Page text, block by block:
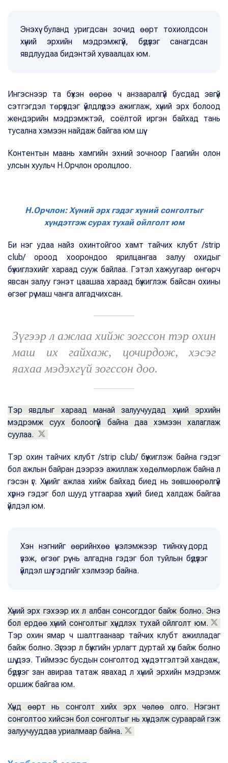
Энэхүү буланд уригдсан зочид өөрт тохиолдсон
хүний эрхийн мэдрэмжгүй, бүдүүлэг санагдсан
явдлуудаа бидэнтэй хуваалцах юм.
Ингэснээр та бүхэн өөрөө ч анзааралгүй бусдад эвгүй
сэтгэгдэл төрүүлдэг үйлдлүүдээ ажиглаж, хүний эрх болоод
жендэрийн мэдрэмжтэй, соёлтой иргэн байхад тань
тусална хэмээн найдаж байгаа юм шүү.
Контентын маань хамгийн эхний зочноор Гаагийн олон
улсын хуульч Н.Орчлон оролцлоо.
Н.Орчлон: Хүний эрх гэдэг хүний сонголтыг
хүндэтгэж сурах тухай ойлголт юм
Би нэг удаа найз охинтойгоо хамт тайчих клубт /strip
club/ ороод хоорондоо ярилцангаа залуу охидыг
бүжиглэхийг хараад сууж байлаа. Гэтэл хажуугаар өнгөрч
явсан залуу гэнэт цаашаа хараад бүжиглэж байсан охины
өгзөг рүү маш чанга алгадчихсан.
Зүгээр л ажлаа хийж зогссон тэр охин
маш их гайхаж, цочирдож, хэсэг
яахаа мэдэхгүй зогссон доо.
Тэр явдлыг хараад манай залуучуудад хүний эрхийн
мэдрэмж суух болоогүй байна даа хэмээн халаглаж
суулаа.
Тэр охин тайчих клубт /strip club/ бүжиглэж байна гэдэг
бол ажлын байран дээрээ ажиллаж хөдөлмөрлөж байна л
гэсэн үг. Хүнийг ажлаа хийж байхад биед нь зөвшөөрөлгүй
хүрнэ гэдэг бол шууд утгаараа хүний биед халдаж байгаа
үйлдэл юм.
Хэн нэгнийг өөрийнхөө үнэлэмжээр тийнхүү дорд
үзэж, өгзөг рүү нь алгадна гэдэг бол туйлын бүдүүлэг
үйлдэл шүү гэдгийг хэлмээр байна.
Хүний эрх гэхээр их л албан сонсогддог байж болно. Энэ
бол ердөө хүний сонголтыг хүндлэх тухай ойлголт юм.
Тэр охин ямар ч шалтгаанаар тайчих клубт ажилладаг
байж болно. Зүгээр л бүжгийн урлагт дуртай хүн байж болно
шүү дээ. Тиймээс бусдын сонголтод хүндэтгэлтэй хандаж,
бүдүүлэг зан авираа татаж явахад л хүний эрхийн мэдрэмж
оршиж байгаа юм.
Хүнд өөрт нь сонголт хийх эрх чөлөө олго. Нэгэнт
сонголтоо хийсэн бол сонголтыг нь хүндэлж сураарай гэж
залуучууддаа уриалмаар байна.